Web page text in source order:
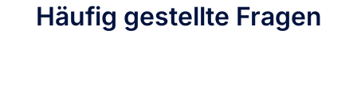
Häufig gestellte Fragen